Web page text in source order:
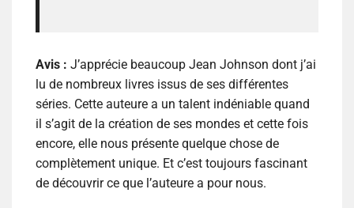
Avis : J’apprécie beaucoup Jean Johnson dont j’ai
lu de nombreux livres issus de ses différentes
séries. Cette auteure a un talent indéniable quand
il s’agit de la création de ses mondes et cette fois
encore, elle nous présente quelque chose de
complètement unique. Et c’est toujours fascinant
de découvrir ce que l’auteure a pour nous.